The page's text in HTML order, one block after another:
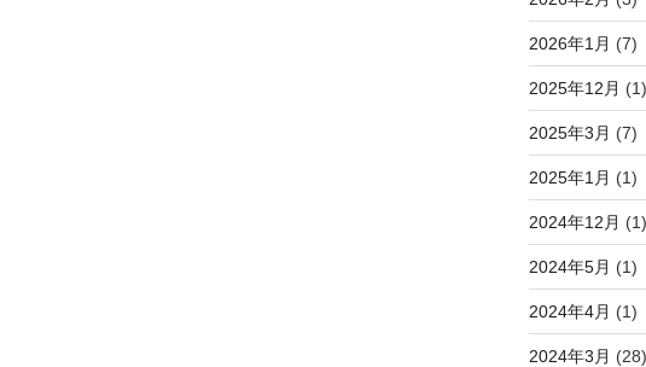
2026年1月 (7)
2025年12月 (1)
2025年3月 (7)
2025年1月 (1)
2024年12月 (1)
2024年5月 (1)
2024年4月 (1)
2024年3月 (28)